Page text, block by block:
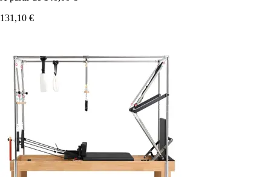
131,10 €